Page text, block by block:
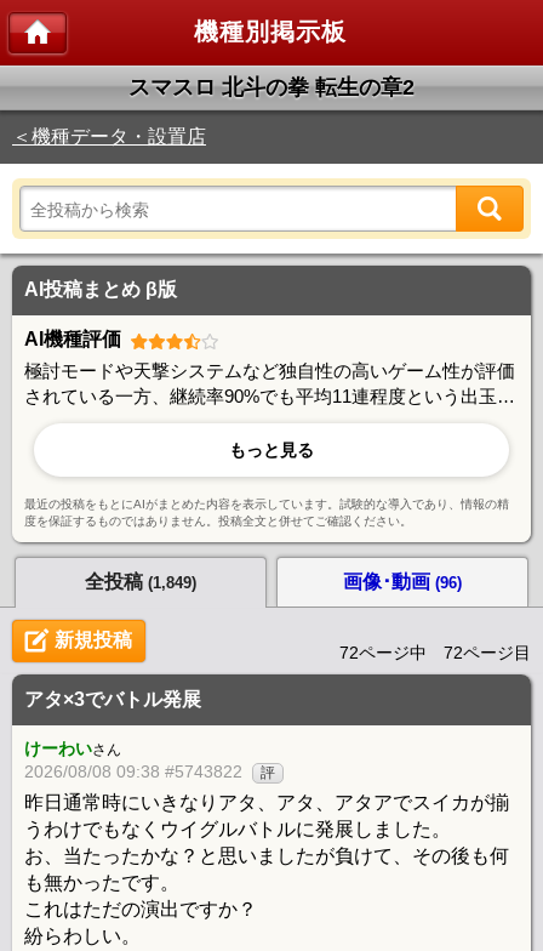
機種別掲示板
スマスロ 北斗の拳 転生の章2
＜機種データ・設置店
AI投稿まとめ β版
AI機種評価
極討モードや天撃システムなど独自性の高いゲーム性が評価
されている一方、継続率90%でも平均11連程度という出玉性
能には期待値とのギャップを感じる声もある。朝一判別やあ
べし短縮など攻略要素は豊富で、やり込み派には好評。ユー
ザー間で活発な情報交換が行われており、コミュニティ形成
に成功している機種と言える。
もっと見る
最近の投稿をもとにAIがまとめた内容を表示しています。試験的な導入であり、情報の精
度を保証するものではありません。投稿全文と併せてご確認ください。
全投稿 (1,849) 画像･動画 (96)
新規投稿
72ページ中 72ページ目
アタ×3でバトル発展
けーわいさん
2026/08/08 09:38 #5743822 評
昨日通常時にいきなりアタ、アタ、アタアでスイカが揃
うわけでもなくウイグルバトルに発展しました。
お、当たったかな？と思いましたが負けて、その後も何
も無かったです。
これはただの演出ですか？
紛らわしい。